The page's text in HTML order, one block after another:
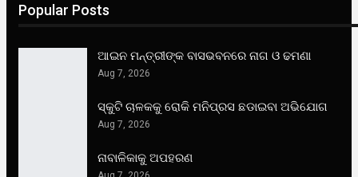
Popular Posts
ଆଇନ ମନ୍ତ୍ରୀଙ୍କ ବାସଭବନରେ ନାଗ ଓ ଢମଣା
Aug 7, 2026
ସ୍କୁଟି ଚାଳକକୁ ରୋକି ମନିପ୍ରସ ଛଡାଇବା ଅଭିଯୋଗ
Aug 7, 2026
ନାବାଳିକାକୁ ଅପହରଣ